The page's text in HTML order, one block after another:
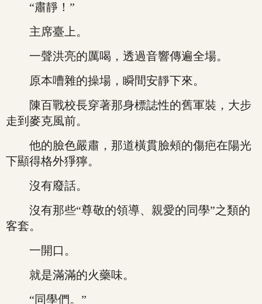
“肅靜！”
主席臺上。
一聲洪亮的厲喝，透過音響傳遍全場。
原本嘈雜的操場，瞬間安靜下來。
陳百戰校長穿著那身標誌性的舊軍裝，大步
走到麥克風前。
他的臉色嚴肅，那道橫貫臉頰的傷疤在陽光
下顯得格外猙獰。
沒有廢話。
沒有那些“尊敬的領導、親愛的同學”之類的
客套。
一開口。
就是滿滿的火藥味。
“同學們。”